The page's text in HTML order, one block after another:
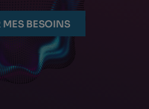
MES BESOINS